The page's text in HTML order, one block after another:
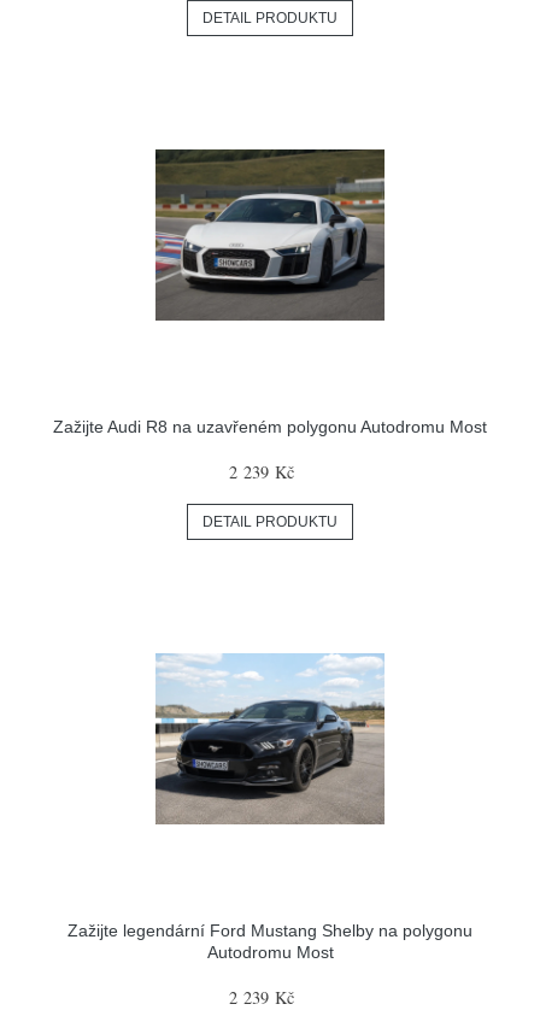
DETAIL PRODUKTU
Zažijte Audi R8 na uzavřeném polygonu Autodromu Most
2 239 Kč
DETAIL PRODUKTU
Zažijte legendární Ford Mustang Shelby na polygonu
Autodromu Most
2 239 Kč